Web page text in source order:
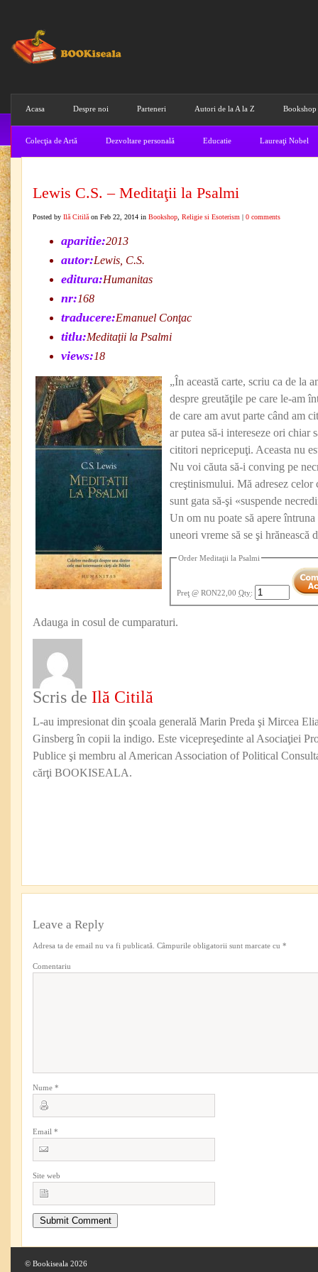
Acasa Despre noi Parteneri Autori de la A la Z Bookshop
Colecţia de Artă Dezvoltare personală Educatie Laureaţi Nobel
Lewis C.S. – Meditaţii la Psalmi
Posted by Ilă Citilă on Feb 22, 2014 in Bookshop Religie si Esoterism | 0 comments
aparitie:2013
autor:Lewis, C.S.
editura:Humanitas
nr:168
traducere:Emanuel Conţac
titlu:Meditaţii la Psalmi
views:18
„În această carte, scriu ca de la
despre greutăţile pe care le-am
de care am avut parte când am
ar putea să-i intereseze ori chiar
cititori nepricepuţi. Aceasta nu
Nu voi căuta să-i conving pe
creştinismului. Mă adresez celor
sunt gata să-şi «suspende
Un om nu poate să apere
uneori vreme să se şi
Order Meditaţii la Psalmi
Preţ @ RON22,00 Qty:
Adauga in cosul de cumparaturi.
Scris de Ilă Citilă
L-au impresionat din şcoala generală Marin Preda şi Mircea
Ginsberg în copii la indigo. Este vicepreşedinte al Asociaţiei
Publice şi membru al American Association of Political
cărţi BOOKISEALA.
Leave a Reply
Adresa ta de email nu va fi publicată. Câmpurile obligatorii sunt marcate cu *
Comentariu
Nume *
Email *
Site web
© Bookiseala 2026